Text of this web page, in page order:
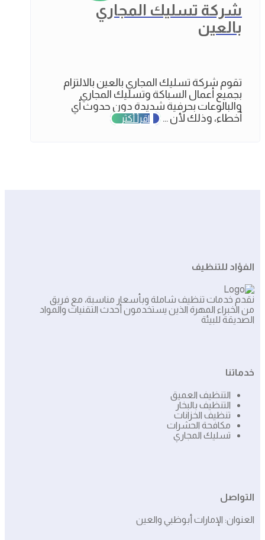
شركة تسليك المجاري
بالعين
تقوم شركة تسليك المجاري بالعين بالالتزام
بجميع أعمال السباكة وتسليك المجاري
والبالوعات بحرفية شديدة دون حدوث أي
أخطاء، وذلك لأن ...
اقرأ أكثر
الفؤاد للتنظيف
نقدم خدمات تنظيف شاملة وبأسعار مناسبة، مع فريق
من الخبراء المهرة الذين يستخدمون أحدث التقنيات والمواد
الصديقة للبيئة
خدماتنا
التنظيف العميق
التنظيف بالبخار
تنظيف الخزانات
مكافحة الحشرات
تسليك المجاري
التواصل
العنوان: الإمارات أبوظبي والعين